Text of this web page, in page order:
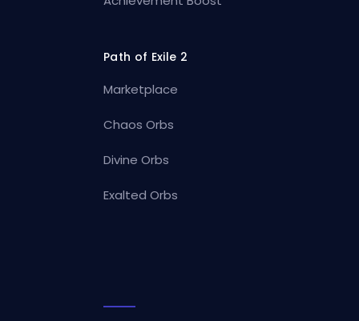
Path of Exile 2
Marketplace
Chaos Orbs
Divine Orbs
Exalted Orbs